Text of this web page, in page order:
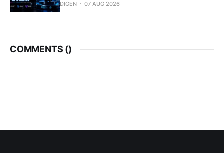
DIGEN 07 AUG 2026
COMMENTS ()